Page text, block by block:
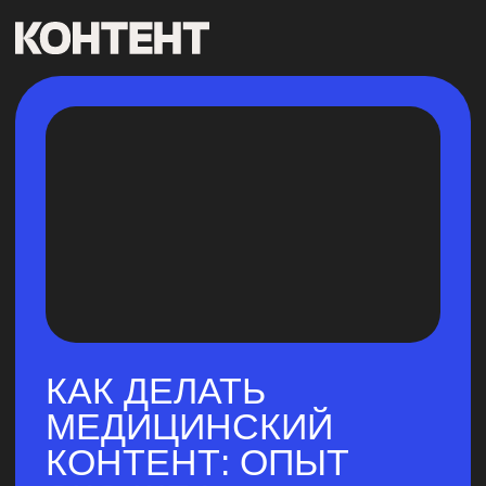
КОНТЕНТ: ОПЫТ
РЕДАКТОРА
РАЗДЕЛА
«ЗДОРОВЬЕ»
В ЛАЙФХАКЕРЕ